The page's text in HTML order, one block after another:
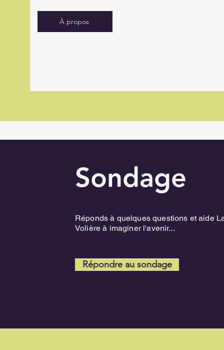
À propos
Sondage
Réponds à quelques questions et aide
Volière à imaginer l'avenir...
Répondre au sondage